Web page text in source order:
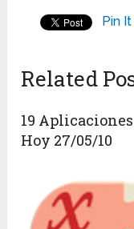
Pin It
Related
19
Hoy 27/05/10